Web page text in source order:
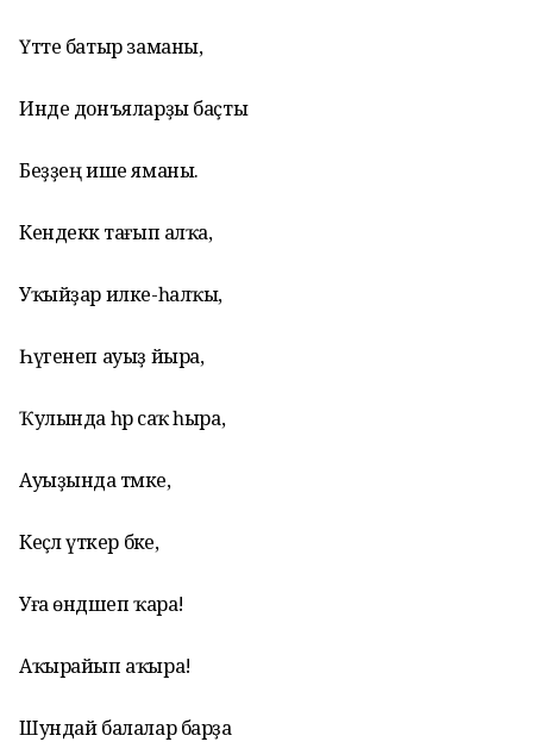
Үтте батыр заманы,
Инде донъяларҙы баҫты
Беҙҙең ише яманы.
Кендеккә тағып алҡа,
Уҡыйҙар илке-һалҡы,
Һүгенеп ауыҙ йыра,
Ҡулында һәр саҡ һыра,
Ауыҙында тәмәке,
Кеҫәлә үткер бәке,
Уға өндәшеп ҡара!
Аҡырайып аҡыра!
Шундай балалар барҙа